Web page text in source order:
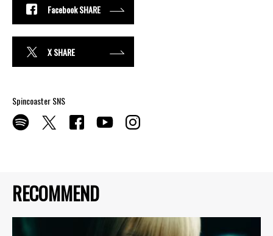
RECOMMEND
Facebook SHARE
X SHARE
Spincoaster SNS